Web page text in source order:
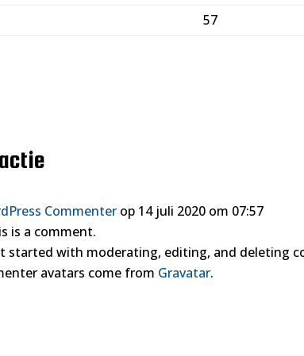
57
Commenter op 14 juli 2020 om 07:57
is a comment.
started with moderating, editing, and deleting
avatars come from Gravatar.